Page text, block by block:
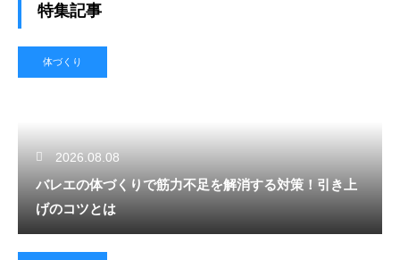
特集記事
体づくり
2026.08.08
バレエの体づくりで筋力不足を解消する対策！引き上
げのコツとは